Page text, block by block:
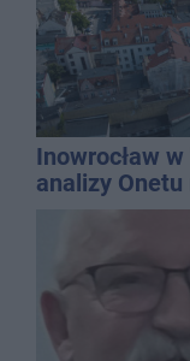
Inowrocław w
analizy
najbardziej